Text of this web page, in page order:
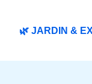
🌿 JARDIN &